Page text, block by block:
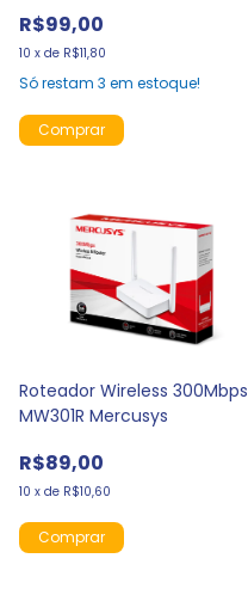
R$99,00
10 x de R$11,80
Só restam 3 em estoque!
Roteador Wireless 300Mbps
MW301R Mercusys
R$89,00
10 x de R$10,60